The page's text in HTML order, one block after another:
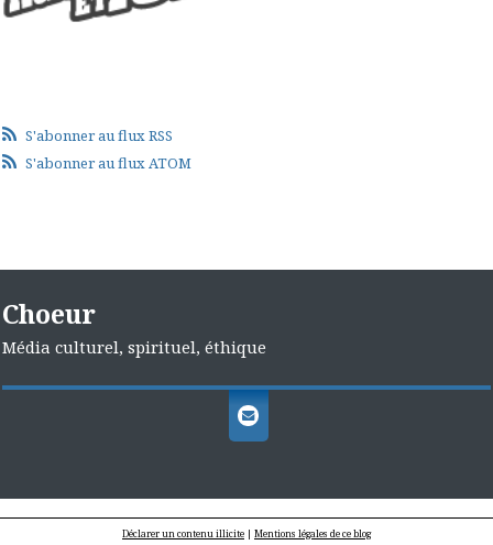
S'abonner au flux RSS
S'abonner au flux ATOM
Choeur
Média culturel, spirituel, éthique
Déclarer un contenu illicite | Mentions légales de ce blog